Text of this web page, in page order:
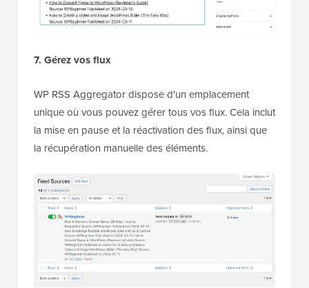
7. Gérez vos flux
WP RSS Aggregator dispose d'un emplacement
unique où vous pouvez gérer tous vos flux. Cela inclut
la mise en pause et la réactivation des flux, ainsi que
la récupération manuelle des éléments.